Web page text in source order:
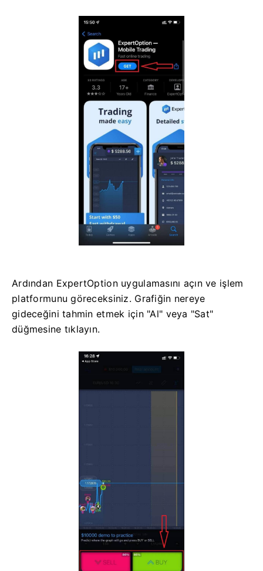
Ardından ExpertOption uygulamasını açın ve işlem
platformunu göreceksiniz. Grafiğin nereye
gideceğini tahmin etmek için "Al" veya "Sat"
düğmesine tıklayın.